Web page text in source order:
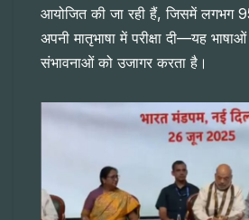
आयोजित की जा रही हैं, जिसमें लगभग
अपनी मातृभाषा में परीक्षा दी—यह
संभावनाओं को उजागर करता है।